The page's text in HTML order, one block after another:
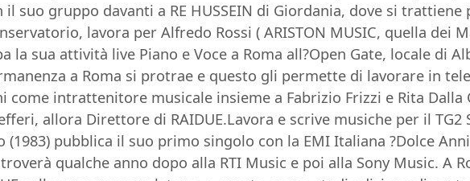
il suo gruppo davanti a RE HUSSEIN di Giordania, dove si
lavora per Alfredo Rossi ( ARISTON MUSIC, quella dei
la sua attività live Piano e Voce a Roma all?Open Gate, locale di
a Roma si protrae e questo gli permette di lavorare in
intrattenitore musicale insieme a Fabrizio Frizzi e Rita Dalla
allora Direttore di RAIDUE.Lavora e scrive musiche per il
(1983) pubblica il suo primo singolo con la EMI Italiana ?Dolce
qualche anno dopo alla RTI Music e poi alla Sony Music. A